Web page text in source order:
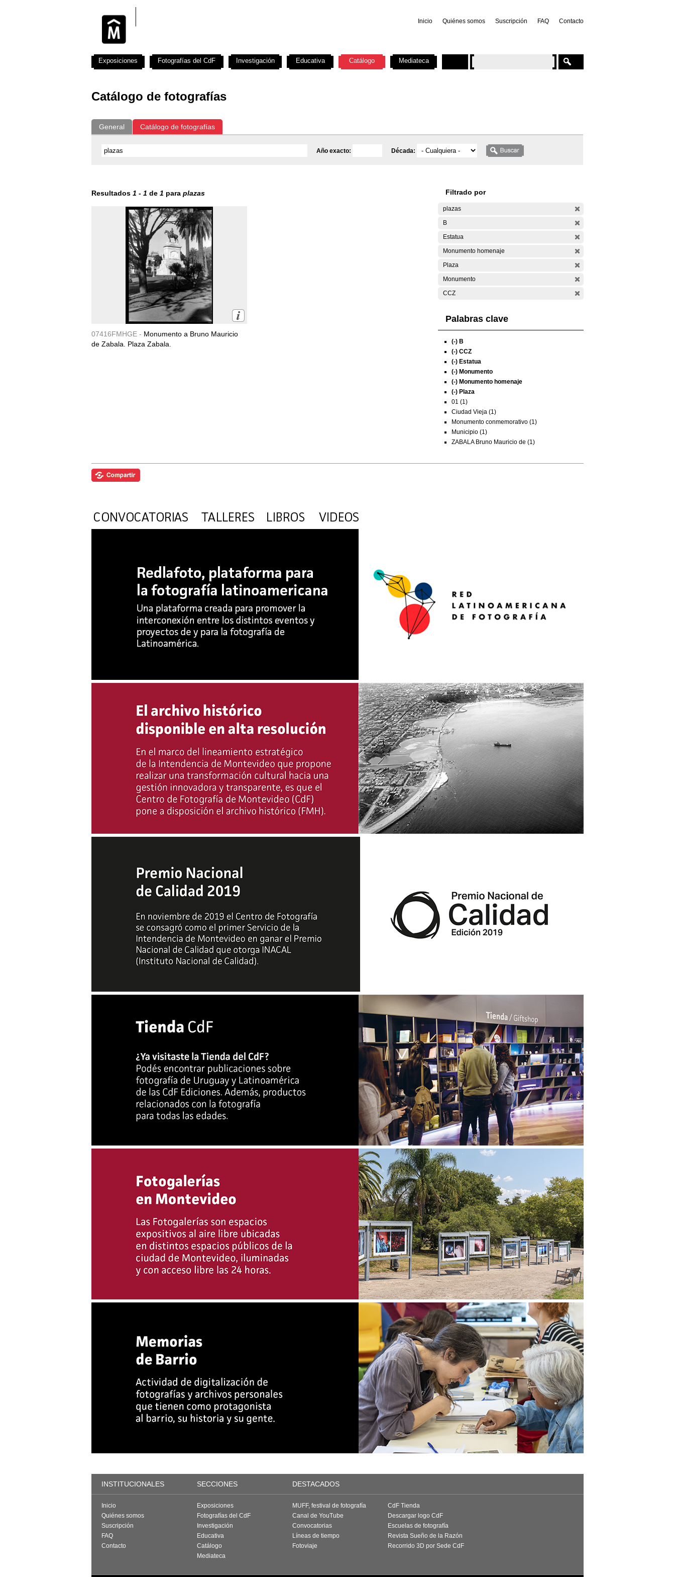
Inicio Quiénes somos Suscripción FAQ Contacto
Catálogo de fotografías
General Catálogo de fotografías
Año exacto: Década:
Resultados 1 - 1 de 1 para plazas
07416FMHGE - Monumento a Bruno Mauricio
de Zabala. Plaza Zabala.
Filtrado por
plazas
B
Estatua
Monumento homenaje
Plaza
Monumento
CCZ
Palabras clave
(-) B
(-) CCZ
(-) Estatua
(-) Monumento
(-) Monumento homenaje
(-) Plaza
01 (1)
Ciudad Vieja (1)
Monumento conmemorativo (1)
Municipio (1)
ZABALA Bruno Mauricio de (1)
Exposiciones Fotografías del CdF Investigación Educativa Catálogo Mediateca
INSTITUCIONALES SECCIONES DESTACADOS
Inicio
Quiénes somos
Suscripción
FAQ
Contacto
Exposiciones
Fotografías del CdF
Investigación
Educativa
Catálogo
Mediateca
MUFF, festival de fotografía
Canal de YouTube
Convocatorias
Líneas de tiempo
Fotoviaje
CdF Tienda
Descargar logo CdF
Escuelas de fotografía
Revista Sueño de la Razón
Recorrido 3D por Sede CdF